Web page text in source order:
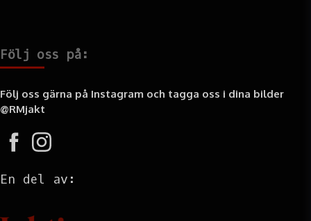
Följ oss på:
Följ oss gärna på Instagram och tagga oss i dina bilder
@RMjakt
En del av: